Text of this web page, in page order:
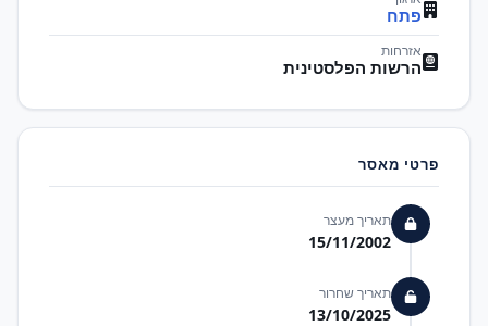
פתח
אזרחות
הרשות הפלסטינית
פרטי מאסר
תאריך מעצר
15/11/2002
תאריך שחרור
13/10/2025